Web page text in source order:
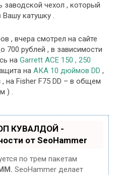
заводской чехол , который
катушку .
, вчера смотрел на сайте
700 рублей , в зависимости
на Garrett АСЕ 150 , 250
на АКА 10 дюймов DD ,
на Fisher F75 DD – в общем
) .
КУВАЛДОЙ -
от SeoHammer
по трем пакетам
SeoHammer делает